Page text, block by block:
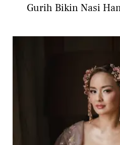
Gurih Bikin Nasi